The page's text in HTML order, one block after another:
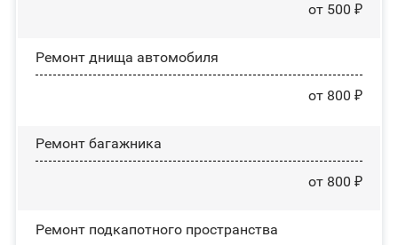
от 500 ₽
Ремонт днища автомобиля
от 800 ₽
Ремонт багажника
от 800 ₽
Ремонт подкапотного пространства